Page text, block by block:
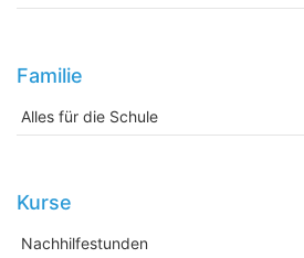
Familie
Alles für die Schule
Kurse
Nachhilfestunden